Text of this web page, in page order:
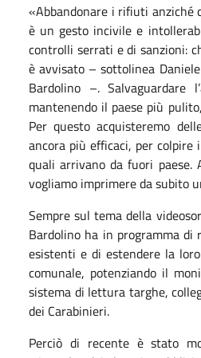
«Abbandonare i rifiuti
è un gesto incivile e
controlli serrati e di sanzioni:
è avvisato – sottolinea
Bardolino –. Salvaguardare
mantenendo il paese più
Per questo acquisteremo
ancora più efficaci, per colpire
quali arrivano da fuori paese.
vogliamo imprimere da subito
Sempre sul tema della
Bardolino ha in programma di
esistenti e di estendere la
comunale, potenziando il
sistema di lettura targhe,
dei Carabinieri.
Perciò di recente è stato